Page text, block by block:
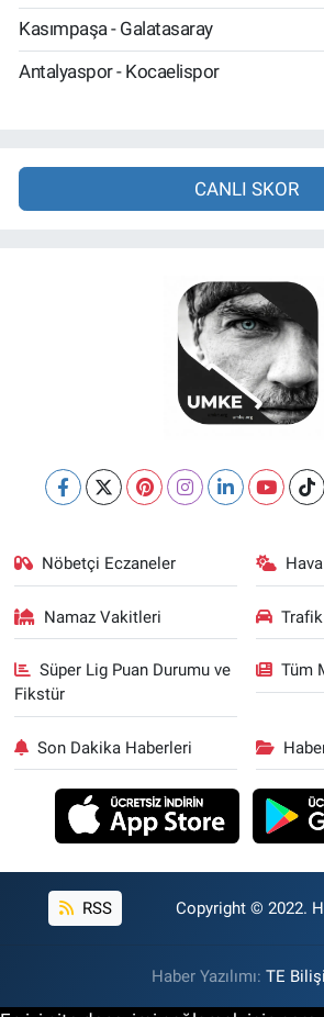
Kasımpaşa - Galatasaray
Antalyaspor - Kocaelispor
CANLI SKOR
Nöbetçi Eczaneler
Namaz Vakitleri
Süper Lig Puan Durumu ve
Fikstür
Tüm
Son Dakika Haberleri
RSS Copyright © 2022.
Haber Yazılımı: TE